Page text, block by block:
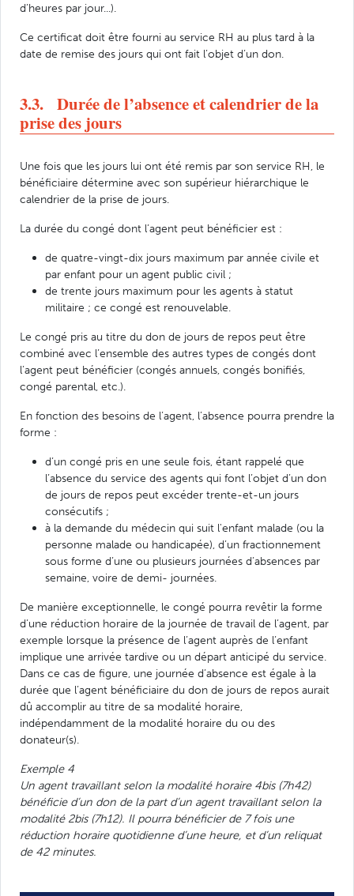
d’heures par jour...).
Ce certificat doit être fourni au service RH au plus tard à la
date de remise des jours qui ont fait l’objet d’un don.
3.3. Durée de l’absence et calendrier de la
prise des jours
Une fois que les jours lui ont été remis par son service RH, le
bénéficiaire détermine avec son supérieur hiérarchique le
calendrier de la prise de jours.
La durée du congé dont l’agent peut bénéficier est :
de quatre-vingt-dix jours maximum par année civile et
par enfant pour un agent public civil ;
de trente jours maximum pour les agents à statut
militaire ; ce congé est renouvelable.
Le congé pris au titre du don de jours de repos peut être
combiné avec l’ensemble des autres types de congés dont
l’agent peut bénéficier (congés annuels, congés bonifiés,
congé parental, etc.).
En fonction des besoins de l’agent, l’absence pourra prendre la
forme :
d’un congé pris en une seule fois, étant rappelé que
l’absence du service des agents qui font l’objet d’un don
de jours de repos peut excéder trente-et-un jours
consécutifs ;
à la demande du médecin qui suit l'enfant malade (ou la
personne malade ou handicapée), d’un fractionnement
sous forme d’une ou plusieurs journées d’absences par
semaine, voire de demi- journées.
De manière exceptionnelle, le congé pourra revêtir la forme
d’une réduction horaire de la journée de travail de l’agent, par
exemple lorsque la présence de l’agent auprès de l’enfant
implique une arrivée tardive ou un départ anticipé du service.
Dans ce cas de figure, une journée d’absence est égale à la
durée que l’agent bénéficiaire du don de jours de repos aurait
dû accomplir au titre de sa modalité horaire,
indépendamment de la modalité horaire du ou des
donateur(s).
Exemple 4
Un agent travaillant selon la modalité horaire 4bis (7h42)
bénéficie d’un don de la part d’un agent travaillant selon la
modalité 2bis (7h12). Il pourra bénéficier de 7 fois une
réduction horaire quotidienne d’une heure, et d’un reliquat
de 42 minutes.